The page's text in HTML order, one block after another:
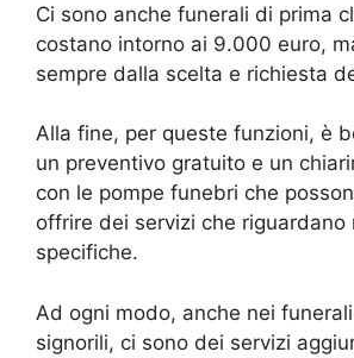
Ci sono anche funerali di prima
costano intorno ai 9.000 euro,
sempre dalla scelta e richiesta
Alla fine, per queste funzioni, è
un preventivo gratuito e un
con le pompe funebri che
offrire dei servizi che riguardano
specifiche.
Ad ogni modo, anche nei
signorili, ci sono dei servizi